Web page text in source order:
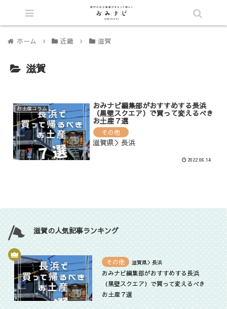
ホーム 近畿 滋賀
滋賀
お土産コラム おみナビ編集部がおすすめする長浜
（黒壁スクエア）で買って変えるべき
お土産７選
その他
滋賀県＞長浜
2022.06.14
滋賀の人気記事ランキング
その他 滋賀県＞長浜
おみナビ編集部がおすすめする長浜
（黒壁スクエア）で買って変えるべき
お土産７選
シェア